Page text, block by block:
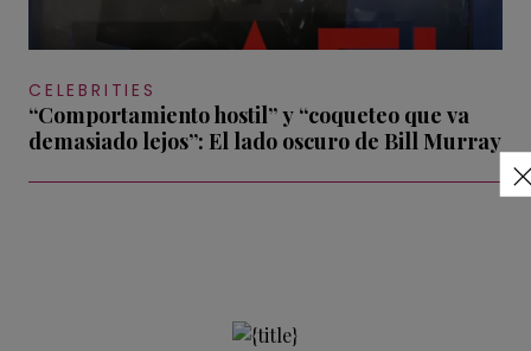
CELEBRITIES
“Comportamiento hostil” y “coqueteo que va
demasiado lejos”: El lado oscuro de Bill Murray